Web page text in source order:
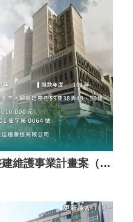
（大龍社區）都市更新整建維護事業計畫案（套餐A）